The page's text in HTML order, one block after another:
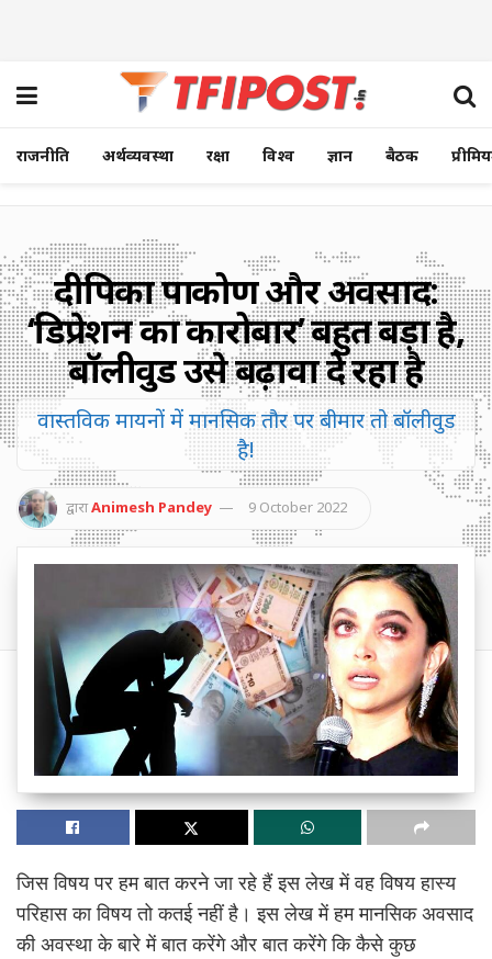
राजनीति अर्थव्यवस्था रक्षा विश्व ज्ञान बैठक
दीपिका पादुकोण और अवसाद:
‘डिप्रेशन का कारोबार’ बहुत बड़ा है,
बॉलीवुड उसे बढ़ावा दे रहा है
वास्तविक मायनों में मानसिक तौर पर बीमार तो बॉलीवुड
है!
द्वाराAnimesh Pandey 9 October 2022
जिस विषय पर हम बात करने जा रहे हैं इस लेख में वह विषय हास्य
परिहास का विषय तो कतई नहीं है। इस लेख में हम मानसिक अवसाद
की अवस्था के बारे में बात करेंगे और बात करेंगे कि कैसे कुछ